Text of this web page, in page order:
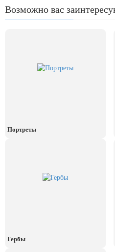
24 мая, День славянской
1 июня, День защиты детей
подпольщиков
День рыбака (второе воскресенье
Возможно вас
Портреты
Гербы